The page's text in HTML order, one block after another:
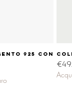
925 con